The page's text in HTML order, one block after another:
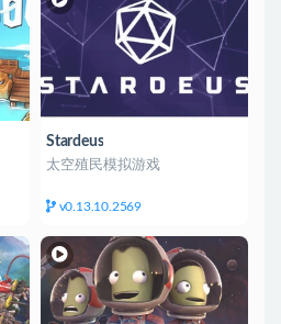
Stardeus
太空殖民模拟游戏
v0.13.10.2569